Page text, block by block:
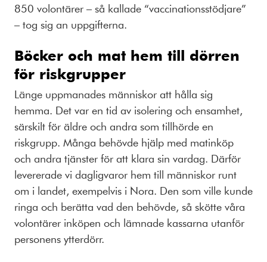
850 volontärer – så kallade “vaccinationsstödjare”
– tog sig an uppgifterna.
Böcker och mat hem till dörren
för riskgrupper
Länge uppmanades människor att hålla sig
hemma. Det var en tid av isolering och ensamhet,
särskilt för äldre och andra som tillhörde en
riskgrupp. Många behövde hjälp med matinköp
och andra tjänster för att klara sin vardag. Därför
levererade vi dagligvaror hem till människor runt
om i landet, exempelvis i Nora. Den som ville kunde
ringa och berätta vad den behövde, så skötte våra
volontärer inköpen och lämnade kassarna utanför
personens ytterdörr.